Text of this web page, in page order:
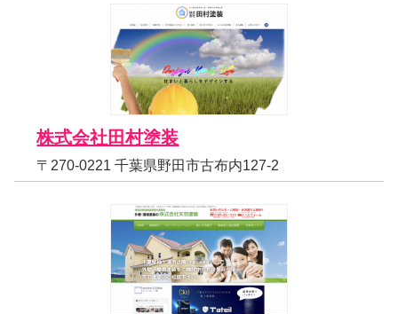
株式会社田村塗装
〒270-0221 千葉県野田市古布内127-2